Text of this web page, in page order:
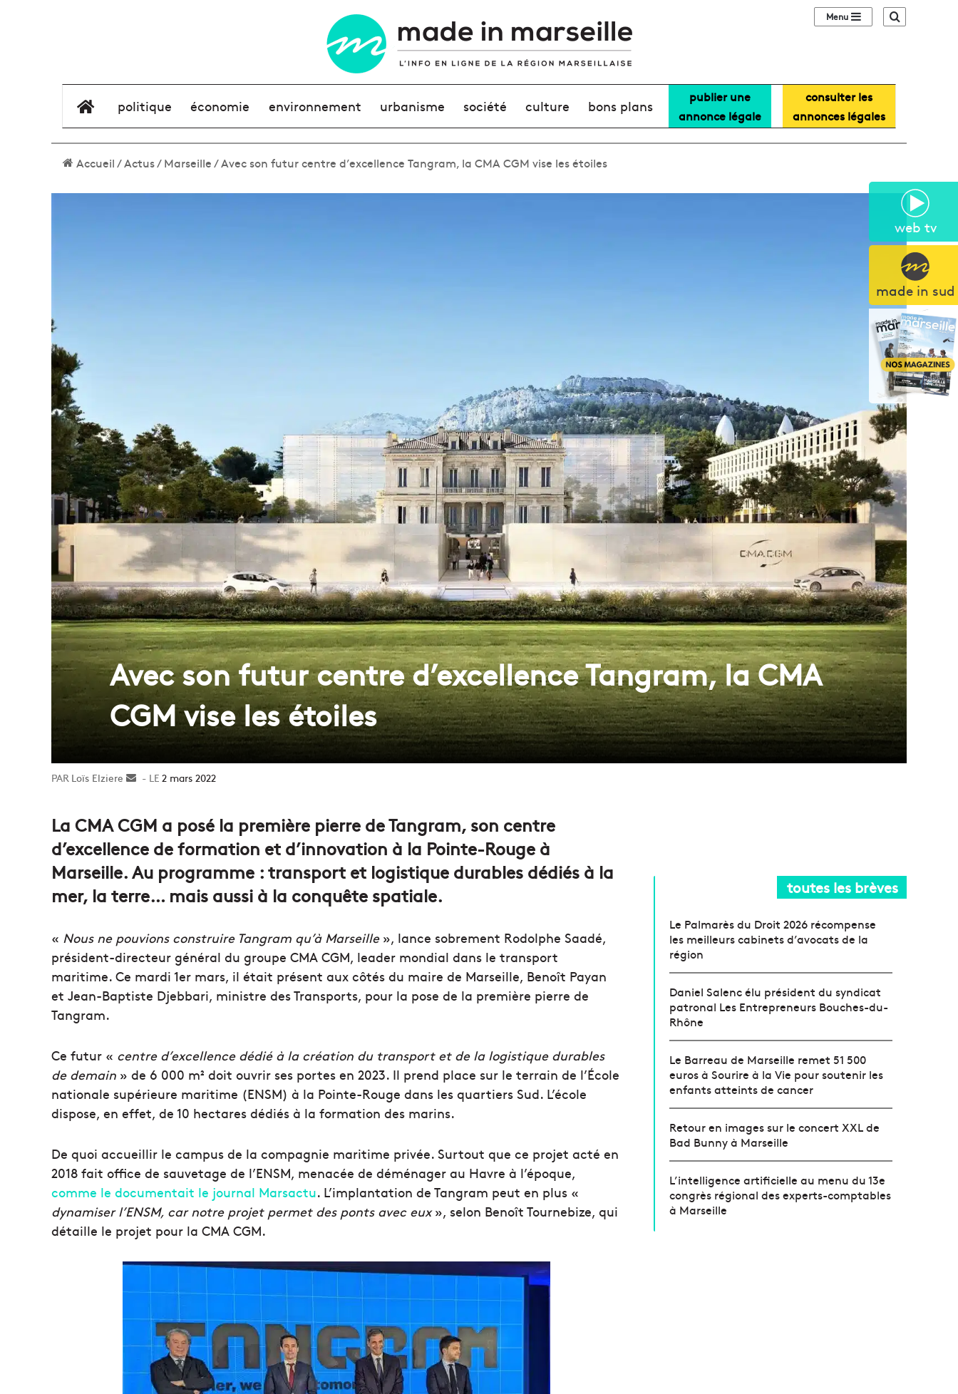
web tv
made in sud
Sidebar (barre
élément de menu
politique économie environnement urbanisme société culture bons plans
publier une
annonce légale
consulter les
annonces légales
Accueil/Actus/Marseille/Avec son futur centre d’excellence Tangram, la CMA CGM vise les étoiles
Avec son futur centre d’excellence Tangram, la CMA
CGM vise les étoiles
Loïs Elziere
Envoyer2 mars 2022
La CMA CGM a posé la première pierre de Tangram, son centre
d’excellence de formation et d’innovation à la Pointe-Rouge à
Marseille. Au programme : transport et logistique durables dédiés à la
mer, la terre… mais aussi à la conquête spatiale.
« Nous ne pouvions construire Tangram qu’à Marseille», lance sobrement Rodolphe Saadé,
président-directeur général du groupe CMA CGM, leader mondial dans le transport
maritime. Ce mardi 1er mars, il était présent aux côtés du maire de Marseille, Benoît Payan
et Jean-Baptiste Djebbari, ministre des Transports, pour la pose de la première pierre de
Tangram.
Ce futur « centre d’excellence dédié à la création du transport et de la logistique durables
de demain » de 6 000 m² doit ouvrir ses portes en 2023. Il prend place sur le terrain de l’École
nationale supérieure maritime (ENSM) à la Pointe-Rouge dans les quartiers Sud. L’école
dispose, en effet, de 10 hectares dédiés à la formation des marins.
De quoi accueillir le campus de la compagnie maritime privée. Surtout que ce projet acté en
2018 fait office de sauvetage de l’ENSM, menacée de déménager au Havre à l’époque,
comme le documentait le journal Marsactu. L’implantation de Tangram peut en plus «
dynamiser l’ENSM, car notre projet permet des ponts avec eux», selon Benoît Tournebize, qui
détaille le projet pour la CMA CGM.
toutes les brèves
Le Palmarès du Droit 2026 récompense
les meilleurs cabinets d’avocats de la
région
Daniel Salenc élu président du syndicat
patronal Les Entrepreneurs Bouches-du-
Rhône
Le Barreau de Marseille remet 51 500
euros à Sourire à la Vie pour soutenir les
enfants atteints de cancer
Retour en images sur le concert XXL de
Bad Bunny à Marseille
L’intelligence artificielle au menu du 13e
congrès régional des experts-comptables
à Marseille